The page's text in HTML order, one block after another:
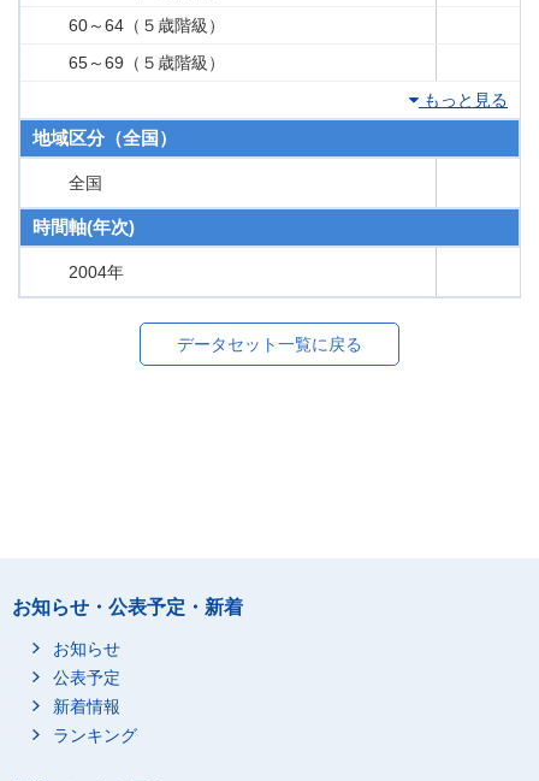
60～64（５歳階級）
65～69（５歳階級）
もっと見る
地域区分（全国）
全国
時間軸(年次)
2004年
データセット一覧に戻る
お知らせ・公表予定・新着
お知らせ
公表予定
新着情報
ランキング